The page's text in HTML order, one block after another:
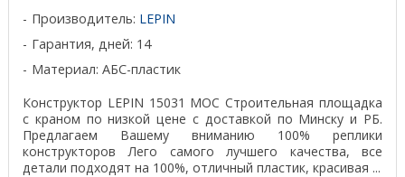
Производитель: LEPIN
Гарантия, дней: 14
Материал: АБС-пластик
Конструктор LEPIN 15031 MOC Строительная площадка
с краном по низкой цене с доставкой по Минску и РБ.
Предлагаем Вашему вниманию 100% реплики
конструкторов Лего самого лучшего качества, все
детали подходят на 100%, отличный пластик, красивая ...